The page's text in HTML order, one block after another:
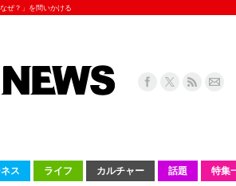
ぜ？」を問いかける
ス ライフ カルチャー 話題 特集